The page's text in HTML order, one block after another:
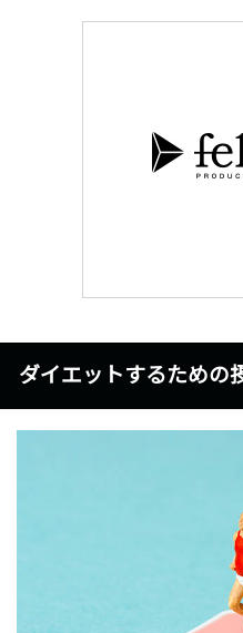
ダイエットするための